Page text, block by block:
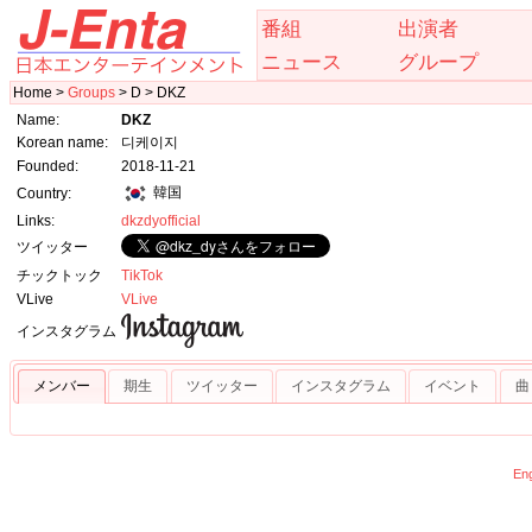
番組
出演者
ニュース
グループ
Home > Groups > D > DKZ
Name:
DKZ
Korean name:
디케이지
Founded:
2018-11-21
Country:
韓国
Links:
dkzdyofficial
ツイッター
チックトック
TikTok
VLive
VLive
インスタグラム
メンバー 期生 ツイッター インスタグラム イベント 曲